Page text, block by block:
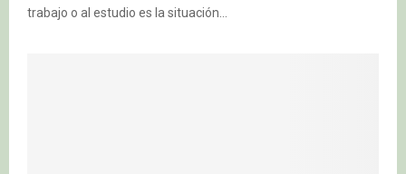
trabajo o al estudio es la situación...